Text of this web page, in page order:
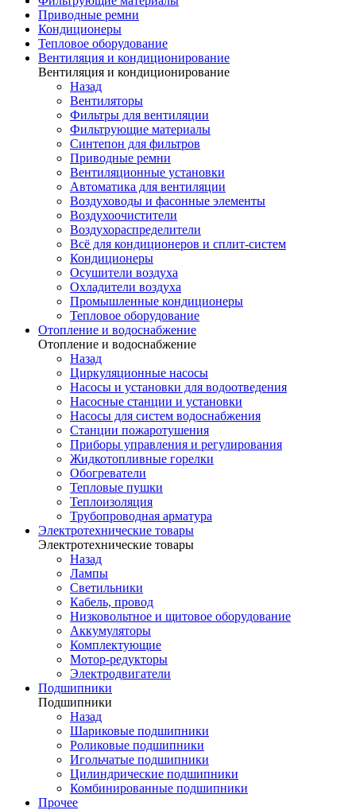
Приводные ремни
Кондиционеры
Тепловое оборудование
Вентиляция и кондиционирование
Вентиляция и кондиционирование
Назад
Вентиляторы
Фильтры для вентиляции
Фильтрующие материалы
Синтепон для фильтров
Приводные ремни
Вентиляционные установки
Автоматика для вентиляции
Воздуховоды и фасонные элементы
Воздухоочистители
Воздухораспределители
Всё для кондиционеров и сплит-систем
Кондиционеры
Осушители воздуха
Охладители воздуха
Промышленные кондиционеры
Тепловое оборудование
Отопление и водоснабжение
Отопление и водоснабжение
Назад
Циркуляционные насосы
Насосы и установки для водоотведения
Насосные станции и установки
Насосы для систем водоснабжения
Станции пожаротушения
Приборы управления и регулирования
Жидкотопливные горелки
Обогреватели
Тепловые пушки
Теплоизоляция
Трубопроводная арматура
Электротехнические товары
Электротехнические товары
Назад
Лампы
Светильники
Кабель, провод
Низковольтное и щитовое оборудование
Аккумуляторы
Комплектующие
Мотор-редукторы
Электродвигатели
Подшипники
Подшипники
Назад
Шариковые подшипники
Роликовые подшипники
Игольчатые подшипники
Цилиндрические подшипники
Комбинированные подшипники
Прочее